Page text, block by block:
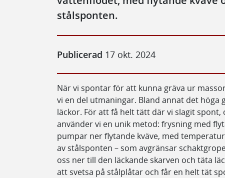
stålsponten.
Publicerad 17 okt. 2024
När vi spontar för att kunna gräva ur
vi en del utmaningar. Bland annat det
läckor. För att få helt tätt där vi slagit
använder vi en unik metod: frysning med
pumpar ner flytande kväve, med
av stålsponten – som avgränsar
oss ner till den läckande skarven och täta
att svetsa på stålplåtar och får en helt tät